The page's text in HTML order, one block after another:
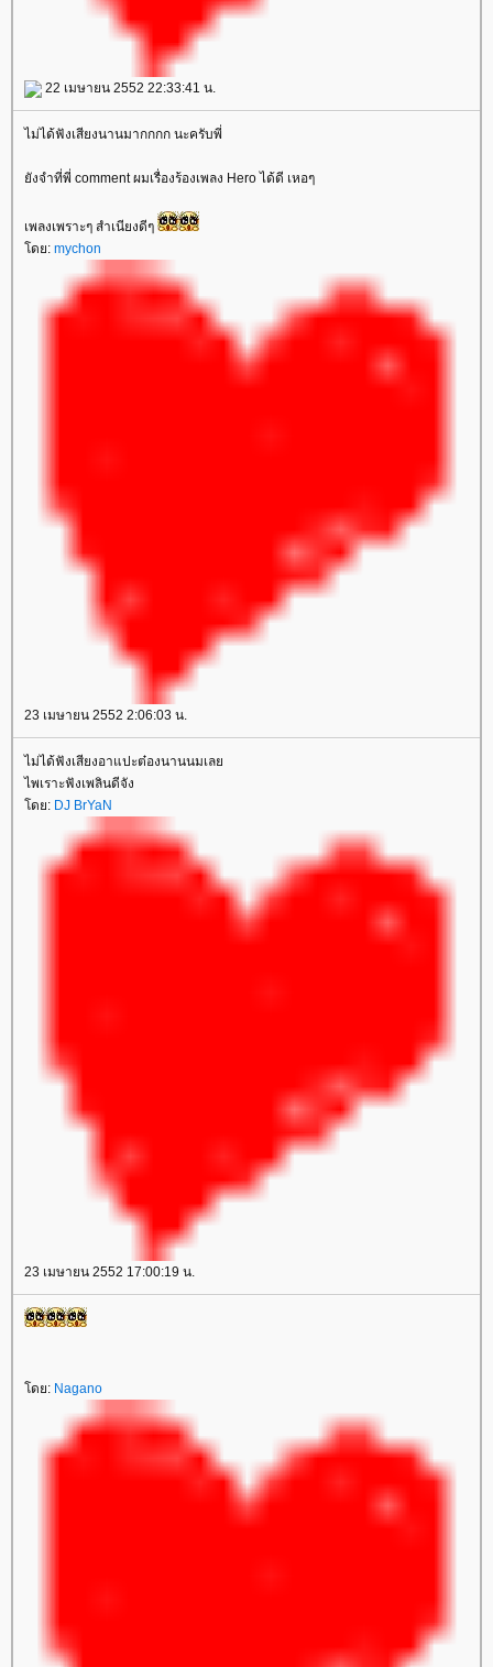
22 เมษายน 2552 22:33:41 น.
ไม่ได้ฟังเสียงนานมากกกก นะครับพี่
ังจำที่พี่ comment ผมเรื่องร้องเพลง Hero ได้ดี เหอๆ
เพลงเพราะๆ สำเนียงดีๆ
ดย: mychon
23 เมษายน 2552 2:06:03 น.
ไม่ได้ฟังเสียงอาแปะต๋องนานนมเล
ไพเราะฟังเพลินดีจัง
ดย: DJ BrYaN
23 เมษายน 2552 17:00:19 น.
ดย: Nagano